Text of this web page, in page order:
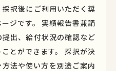
択後にご利用いただく奨
ジです。 実績報告書兼請
出、給付状況の確認など
とができます。 採択が決
法や使い方を別途ご案内